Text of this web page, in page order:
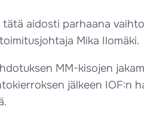
aidosti parhaana
Mika Ilomäki.
MM-kisojen
jälkeen